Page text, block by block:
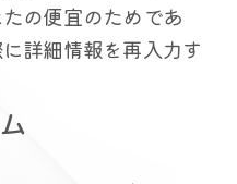
の便宜のためであ
詳細情報を再入力す